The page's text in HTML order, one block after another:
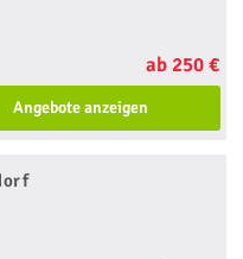
ab 250 €
Angebote anzeigen